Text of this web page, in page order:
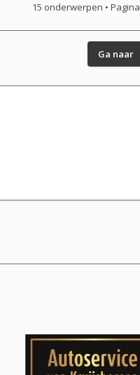
15 onderwerpen • Pagina
Ga naar